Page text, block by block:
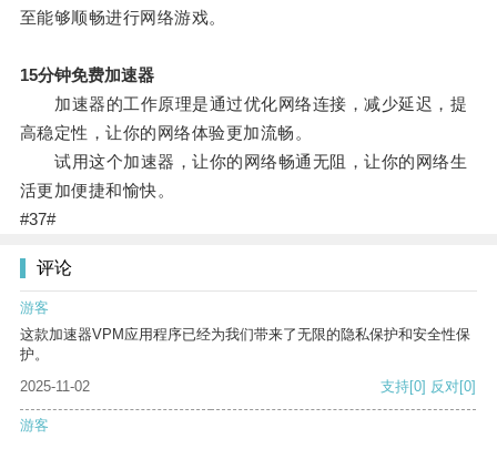
至能够顺畅进行网络游戏。
15分钟免费加速器
加速器的工作原理是通过优化网络连接，减少延迟，提
高稳定性，让你的网络体验更加流畅。
试用这个加速器，让你的网络畅通无阻，让你的网络生
活更加便捷和愉快。
#37#
评论
游客
这款加速器VPM应用程序已经为我们带来了无限的隐私保护和安全性保
护。
2025-11-02
支持[0] 反对[0]
游客